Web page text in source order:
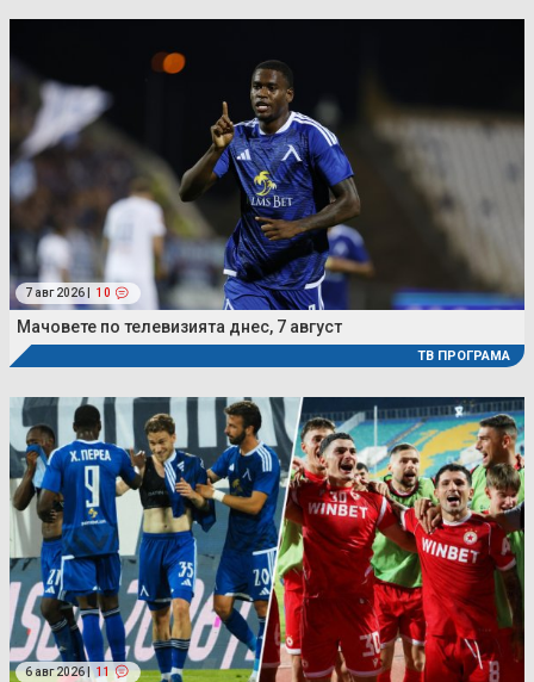
7 авг 2026 | 10
Мачовете по телевизията днес, 7 август
ТВ ПРОГРАМА
6 авг 2026 | 11